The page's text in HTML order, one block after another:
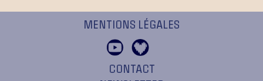
MENTIONS LÉGALES
CONTACT